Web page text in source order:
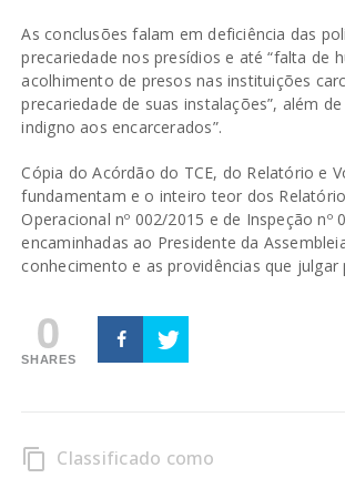
As conclusões falam em deficiência das
precariedade nos presídios e até “falta de
acolhimento de presos nas instituições
precariedade de suas instalações”, além
indigno aos encarcerados”.
Cópia do Acórdão do TCE, do Relatório e
fundamentam e o inteiro teor dos
Operacional nº 002/2015 e de Inspeção nº
encaminhadas ao Presidente da
conhecimento e as providências que julgar
0
SHARES
content_copy Classificado como